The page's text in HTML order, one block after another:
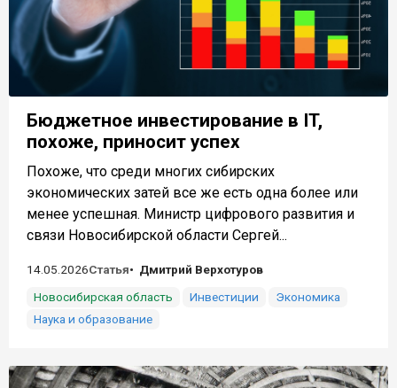
Бюджетное инвестирование в IT,
похоже, приносит успех
Похоже, что среди многих сибирских
экономических затей все же есть одна более или
менее успешная. Министр цифрового развития и
связи Новосибирской области Сергей...
14.05.2026Статья
Дмитрий Верхотуров
Новосибирская область
Инвестиции
Экономика
Наука и образование